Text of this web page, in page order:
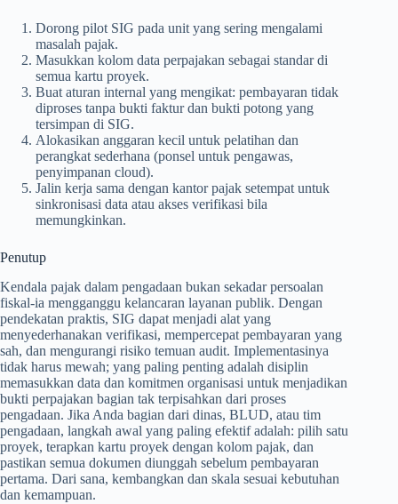
Dorong pilot SIG pada unit yang sering mengalami
masalah pajak.
Masukkan kolom data perpajakan sebagai standar di
semua kartu proyek.
Buat aturan internal yang mengikat: pembayaran tidak
diproses tanpa bukti faktur dan bukti potong yang
tersimpan di SIG.
Alokasikan anggaran kecil untuk pelatihan dan
perangkat sederhana (ponsel untuk pengawas,
penyimpanan cloud).
Jalin kerja sama dengan kantor pajak setempat untuk
sinkronisasi data atau akses verifikasi bila
memungkinkan.
Penutup
Kendala pajak dalam pengadaan bukan sekadar persoalan
fiskal-ia mengganggu kelancaran layanan publik. Dengan
pendekatan praktis, SIG dapat menjadi alat yang
menyederhanakan verifikasi, mempercepat pembayaran yang
sah, dan mengurangi risiko temuan audit. Implementasinya
tidak harus mewah; yang paling penting adalah disiplin
memasukkan data dan komitmen organisasi untuk menjadikan
bukti perpajakan bagian tak terpisahkan dari proses
pengadaan. Jika Anda bagian dari dinas, BLUD, atau tim
pengadaan, langkah awal yang paling efektif adalah: pilih satu
proyek, terapkan kartu proyek dengan kolom pajak, dan
pastikan semua dokumen diunggah sebelum pembayaran
pertama. Dari sana, kembangkan dan skala sesuai kebutuhan
dan kemampuan.